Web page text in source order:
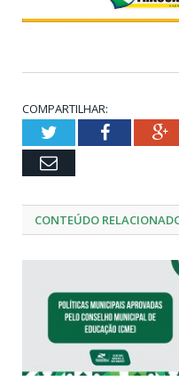
COMPARTILHAR:
TwitterFacebook
Email
CONTEÚDO